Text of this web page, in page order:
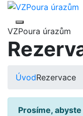
VZPoura úrazům
ÚvodRezervace
Prosíme,